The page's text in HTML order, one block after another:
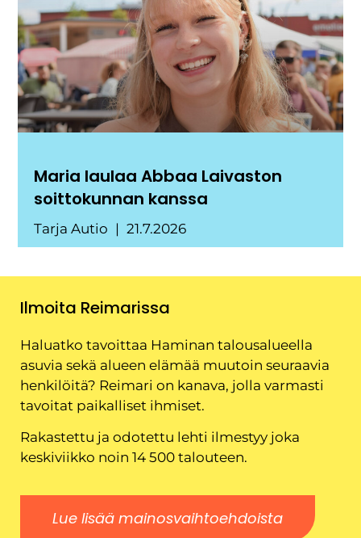
Maria laulaa Abbaa Laivaston
soittokunnan kanssa
Tarja Autio 21.7.2026
Ilmoita Reimarissa
Haluatko tavoittaa Haminan talousalueella
asuvia sekä alueen elämää muutoin seuraavia
henkilöitä? Reimari on kanava, jolla varmasti
tavoitat paikalliset ihmiset.
Rakastettu ja odotettu lehti ilmestyy joka
keskiviikko noin 14 500 talouteen.
Lue lisää mainosvaihtoehdoista